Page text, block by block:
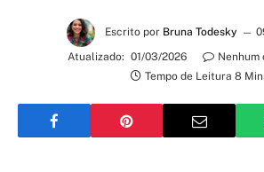
Escrito por Bruna Todesky
Atualizado: 01/03/2026
Nenhum
Tempo de Leitura 8